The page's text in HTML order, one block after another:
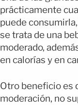
prácticamente
puede
se trata de una
moderado,
en calorías y en
Otro beneficio es
moderación, no